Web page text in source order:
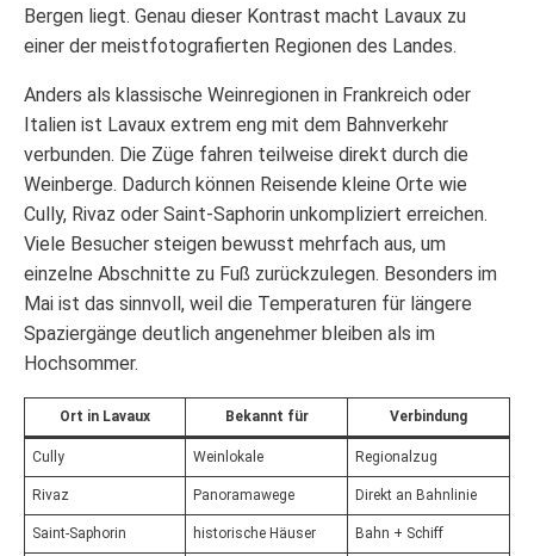
Bergen liegt. Genau dieser Kontrast macht Lavaux zu
einer der meistfotografierten Regionen des Landes.
Anders als klassische Weinregionen in Frankreich oder
Italien ist Lavaux extrem eng mit dem Bahnverkehr
verbunden. Die Züge fahren teilweise direkt durch die
Weinberge. Dadurch können Reisende kleine Orte wie
Cully, Rivaz oder Saint-Saphorin unkompliziert erreichen.
Viele Besucher steigen bewusst mehrfach aus, um
einzelne Abschnitte zu Fuß zurückzulegen. Besonders im
Mai ist das sinnvoll, weil die Temperaturen für längere
Spaziergänge deutlich angenehmer bleiben als im
Hochsommer.
Ort in Lavaux Bekannt für Verbindung
Cully Weinlokale Regionalzug
Rivaz Panoramawege Direkt an Bahnlinie
Saint-Saphorin historische Häuser Bahn + Schiff